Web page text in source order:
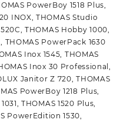
PowerBoy 1518 Plus,
INOX, THOMAS Studio
THOMAS Hobby 1000,
THOMAS PowerPack 1630
Inox 1545, THOMAS
Inox 30 Professional,
Janitor Z 720, THOMAS
PowerBoy 1218 Plus,
THOMAS 1520 Plus,
PowerEdition 1530,